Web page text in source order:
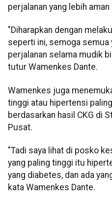
perjalanan yang lebih
"Diharapkan dengan
seperti ini, semoga semua
perjalanan selama mudik
tutur Wamenkes Dante.
Wamenkes juga
tinggi atau hipertensi
berdasarkan hasil CKG di
Pusat.
"Tadi saya lihat di posko
yang paling tinggi itu
yang diabetes, dan ada
kata Wamenkes Dante.